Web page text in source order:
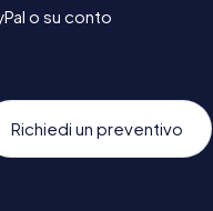
o su conto
Richiedi un preventivo